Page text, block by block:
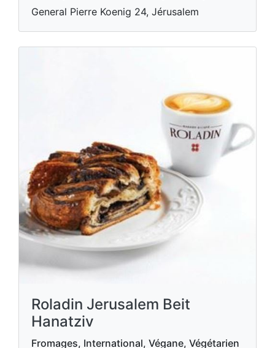
General Pierre Koenig 24, Jérusalem
Roladin Jerusalem Beit
Hanatziv
Fromages, International, Végane, Végétarien